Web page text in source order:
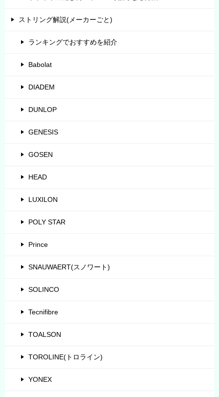
ストリング解説(メーカーごと)
ランキングでおすすめを紹介
Babolat
DIADEM
DUNLOP
GENESIS
GOSEN
HEAD
LUXILON
POLY STAR
Prince
SNAUWAERT(スノワート)
SOLINCO
Tecnifibre
TOALSON
TOROLINE(トロライン)
YONEX